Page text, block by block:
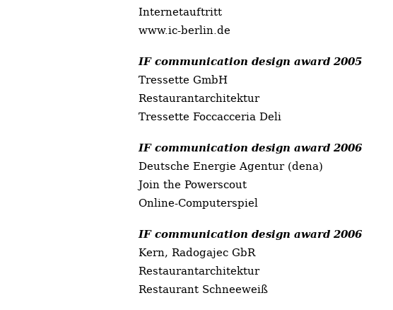
Internetauftritt
www.ic-berlin.de
IF communication design award 2005
Tressette GmbH
Restaurantarchitektur
Tressette Foccacceria Deli
IF communication design award 2006
Deutsche Energie Agentur (dena)
Join the Powerscout
Online-Computerspiel
IF communication design award 2006
Kern, Radogajec GbR
Restaurantarchitektur
Restaurant Schneeweiß